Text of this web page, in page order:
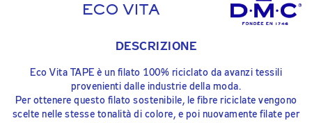
ECO VITA
DESCRIZIONE
Eco Vita TAPE è un filato 100% riciclato da avanzi tessili
provenienti dalle industrie della moda.
Per ottenere questo filato sostenibile, le fibre riciclate vengono
scelte nelle stesse tonalità di colore, e poi nuovamente filate per